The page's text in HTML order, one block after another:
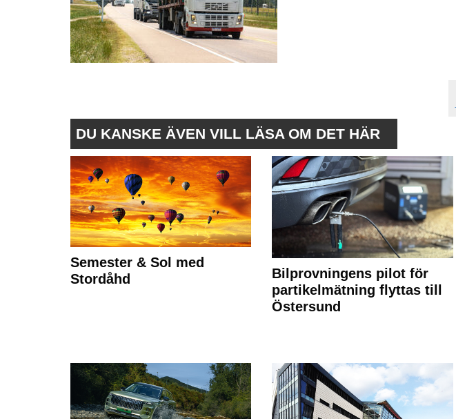
DU KANSKE ÄVEN VILL LÄSA OM DET HÄR
Semester & Sol med
Stordåhd
Bilprovningens pilot för
partikelmätning flyttas till
Östersund